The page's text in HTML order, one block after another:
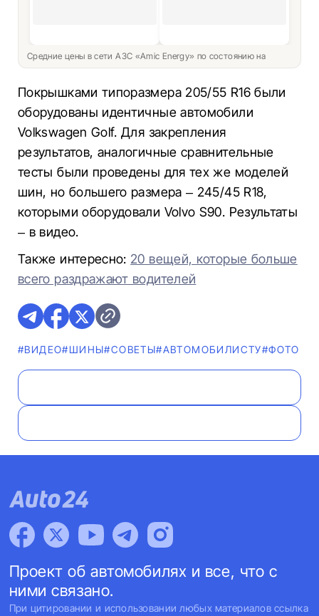
Средние цены в сети АЗС «Amic Energy» по состоянию на
Покрышками типоразмера 205/55 R16 были
оборудованы идентичные автомобили
Volkswagen Golf. Для закрепления
результатов, аналогичные сравнительные
тесты были проведены для тех же моделей
шин, но большего размера – 245/45 R18,
которыми оборудовали Volvo S90. Результаты
– в видео.
Также интересно: 20 вещей, которые больше
всего раздражают водителей
#ВИДЕО#ШИНЫ#СОВЕТЫ#АВТОМОБИЛИСТУ#ФОТО
Проект об автомобилях и все, что с
ними связано.
При цитировании и использовании любых материалов ссылка